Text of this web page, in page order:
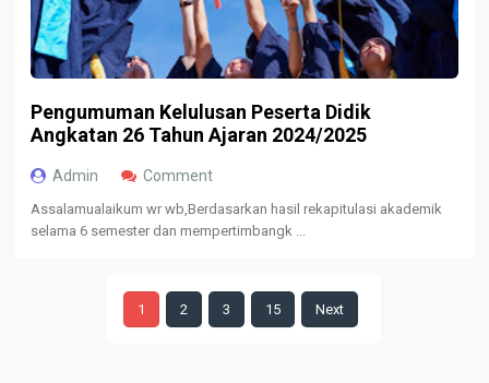
Pengumuman Kelulusan Peserta Didik
Angkatan 26 Tahun Ajaran 2024/2025
Admin Comment
Assalamualaikum wr wb,Berdasarkan hasil rekapitulasi akademik
selama 6 semester dan mempertimbangk ...
1 2 3 15 Next